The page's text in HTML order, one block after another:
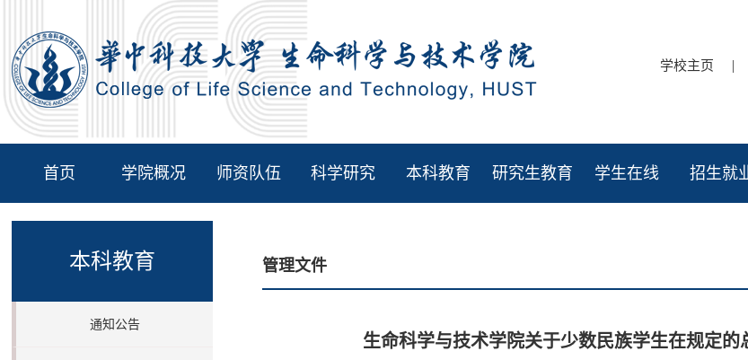
学校主页 |
首页 学院概况 师资队伍 科学研究 本科教育 研究生教育 学生在线 招生就
本科教育
通知公告
管理文件
生命科学与技术学院关于少数民族学生在规定